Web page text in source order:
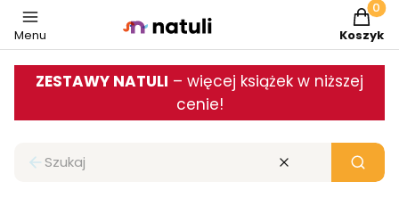
Menu Koszyk
ZESTAWY NATULI – więcej książek w niższej
cenie!
Zamknij wyszukiwarkę Wyczyść Szukaj